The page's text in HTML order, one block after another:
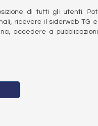
di tutti gli utenti.
ricevere il siderweb TG
accedere a